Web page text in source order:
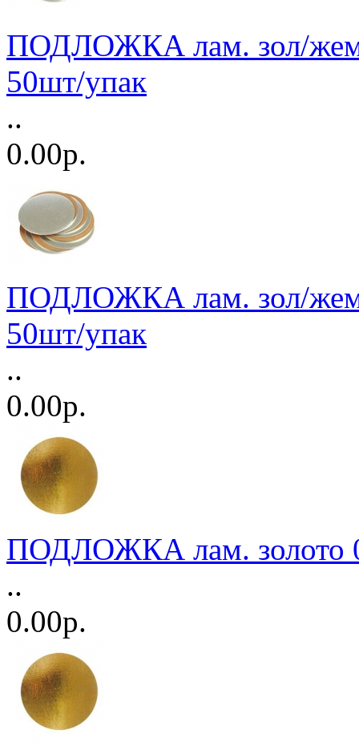
ПОДЛОЖКА лам. зол/
50шт/упак
..
0.00р.
ПОДЛОЖКА лам. зол/
50шт/упак
..
0.00р.
ПОДЛОЖКА лам. золото
..
0.00р.